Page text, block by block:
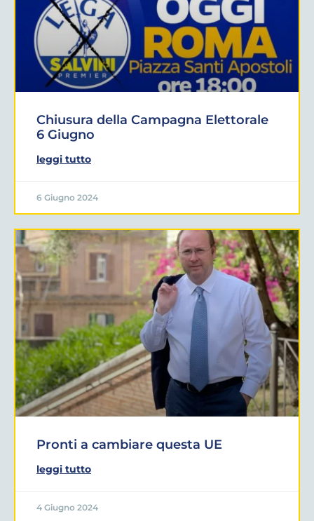
Chiusura della Campagna Elettorale
6 Giugno
leggi tutto
6 Giugno 2024
Pronti a cambiare questa UE
leggi tutto
4 Giugno 2024